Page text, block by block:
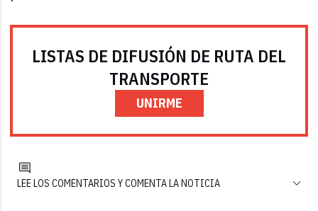
LISTAS DE DIFUSIÓN DE RUTA DEL
TRANSPORTE
UNIRME
LEE LOS COMENTARIOS Y COMENTA LA NOTICIA